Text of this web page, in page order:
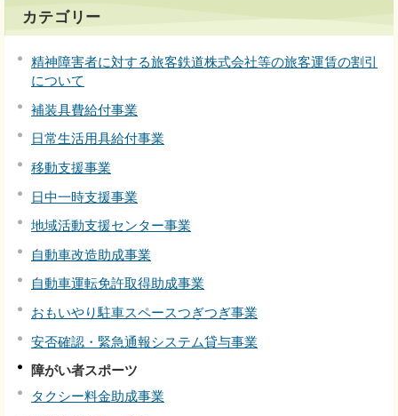
カテゴリー
精神障害者に対する旅客鉄道株式会社等の旅客運賃の割引
について
補装具費給付事業
日常生活用具給付事業
移動支援事業
日中一時支援事業
地域活動支援センター事業
自動車改造助成事業
自動車運転免許取得助成事業
おもいやり駐車スペースつぎつぎ事業
安否確認・緊急通報システム貸与事業
障がい者スポーツ
タクシー料金助成事業